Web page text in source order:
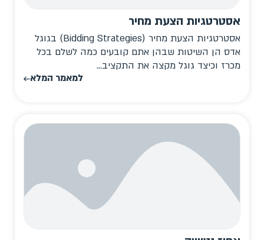
אסטרטגיות הצעת מחיר
אסטרטגיות הצעת מחיר (Bidding Strategies) בגוגל
אדס הן השיטות שבהן אתם קובעים כמה לשלם בכל
מכרז וכיצד גוגל מקצה את התקציב...
למאמר המלא